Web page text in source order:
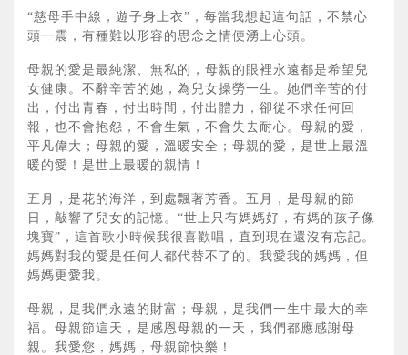
“慈母手中線，遊子身上衣”，每當我想起這句話，不禁心
頭一震，有種難以形容的思念之情便湧上心頭。
母親的愛是最純潔、無私的，母親的眼裡永遠都是希望兒
女健康。不辭辛苦的她，為兒女操勞一生。她們辛苦的付
出，付出青春，付出時間，付出體力，卻從不求任何回
報，也不會抱怨，不會生氣，不會失去耐心。母親的愛，
平凡偉大；母親的愛，溫暖安全；母親的愛，是世上最溫
暖的愛！是世上最暖的親情！
五月，是花的海洋，到處飄著芳香。五月，是母親的節
日，敲響了兒女的記憶。“世上只有媽媽好，有媽的孩子像
塊寶”，這首歌小時候我很喜歡唱，直到現在還沒有忘記。
媽媽對我的愛是任何人都代替不了的。我愛我的媽媽，但
媽媽更愛我。
母親，是我們永遠的財富；母親，是我們一生中最大的幸
福。母親節這天，是感恩母親的一天，我們都應感謝母
親。我愛您，媽媽，母親節快樂！